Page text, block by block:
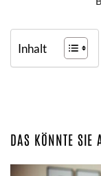
Inhalt
DAS KÖNNTE SIE